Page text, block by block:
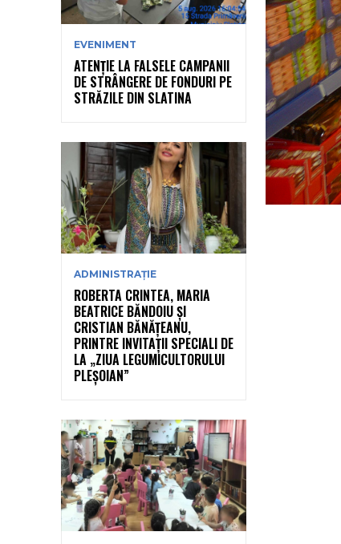
EVENIMENT
ATENȚIE LA FALSELE CAMPANII
DE STRÂNGERE DE FONDURI PE
STRĂZILE DIN SLATINA
ADMINISTRAȚIE
ROBERTA CRINTEA, MARIA
BEATRICE BĂNDOIU ȘI
CRISTIAN BĂNĂȚEANU,
PRINTRE INVITAȚII SPECIALI DE
LA „ZIUA LEGUMICULTORULUI
PLEȘOIAN”